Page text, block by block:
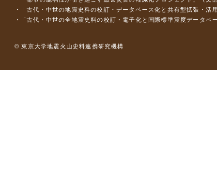
「古代・中世の地震史料の校訂・データベース化と共有型拡張・
「古代・中世の全地震史料の校訂・電子化と国際標準震度データ
© 東京大学地震火山史料連携研究機構